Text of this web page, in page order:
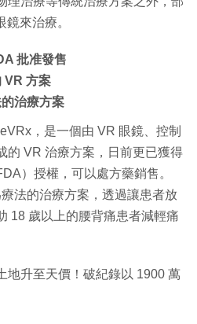
來治療。
批准發售
VR 方案
治療方案
，是一個由 VR 眼鏡、控制
的 VR 治療方案，日前更已獲得
）授權，可以處方藥銷售。
法的治療方案，透過讓患者放
18 歲以上的腰背痛患者減輕痛
地升至天價！破紀錄以 1900 萬